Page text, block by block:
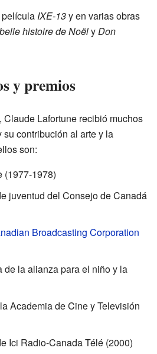
IXE-13y en varias obras
histoire de NoëlyDon
y premios
Claude Lafortune recibió muchos
contribución al arte y la
son:
(1977-1978)
juventud del Consejo de Canadá
Broadcasting Corporation
de la alianza para el niño y la
Academia de Cine y Televisión
Ici Radio-Canada Télé (2000)